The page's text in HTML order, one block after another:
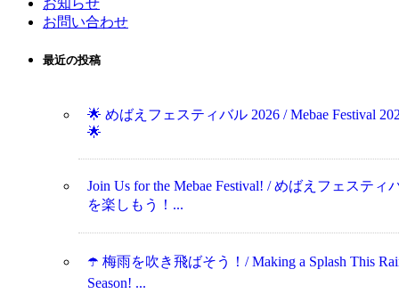
お問い合わせ
最近の投稿
🌟 めばえフェスティバル 2026 / Mebae Festival
🌟
Join Us for the Mebae Festival! / めばえフェスティ
を楽しもう！...
☂️ 梅雨を吹き飛ばそう！/ Making a Splash This
Season! ...